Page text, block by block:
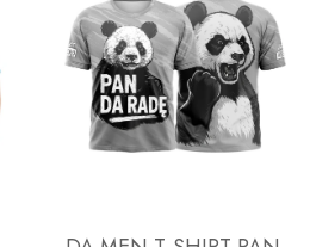
ZOBACZ PRODUKT